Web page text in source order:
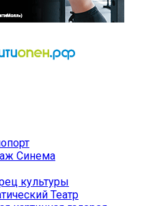
Синема
культуры
Театр